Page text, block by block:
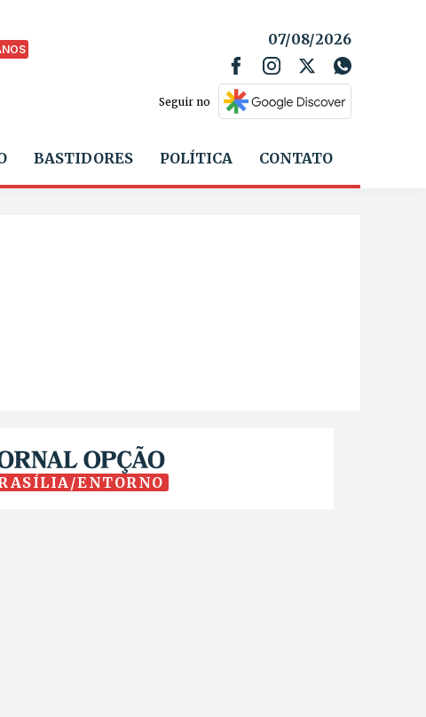
07/08/2026
Seguir no
BASTIDORES POLÍTICA CONTATO
ENTORNO